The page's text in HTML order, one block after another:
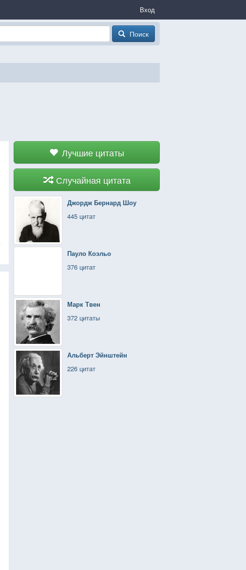
Вход
Поиск
Лучшие цитаты
Случайная цитата
Джордж Бернард Шоу
445 цитат
Пауло Коэльо
376 цитат
Марк Твен
372 цитаты
Альберт Эйнштейн
226 цитат